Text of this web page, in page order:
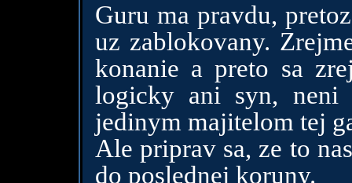
Guru ma pravdu,
uz zablokovany.
konanie a preto sa
logicky ani syn, neni
jedinym majitelom tej
Ale priprav sa, ze to
do poslednej koruny.